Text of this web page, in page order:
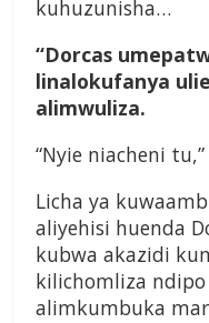
kuhuzunisha…
“Dorcas
linalokufanya
alimwuliza.
“Nyie niacheni
Licha ya
aliyehisi huenda
kubwa akazidi
kilichomliza
alimkumbuka